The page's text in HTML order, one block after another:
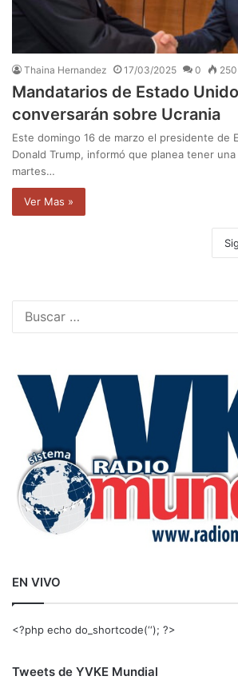
Thaina Hernandez 17/03/2025 0 250
Mandatarios de Estado
conversarán sobre Ucrania
Este domingo 16 de marzo el presidente de
Donald Trump, informó que planea tener
martes…
Ver Mas »
EN VIVO
<?php echo do_shortcode(‘‘); ?>
Tweets de YVKE Mundial